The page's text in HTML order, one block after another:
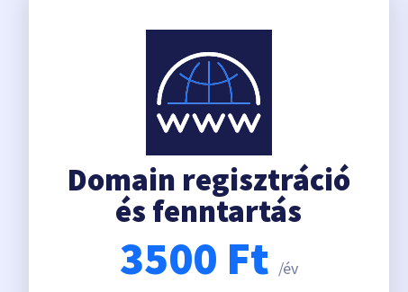
Domain regisztráció
és fenntartás
3500 Ft /év